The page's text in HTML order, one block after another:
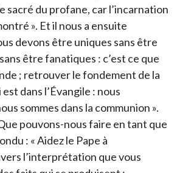
sacré du profane, car l’incarnation
». Et il nous a ensuite
devons être uniques sans être
être fanatiques : c’est ce que
; retrouver le fondement de la
dans l’Évangile : nous
sommes dans la communion ».
pouvons-nous faire en tant que
: « Aidez le Pape à
l’interprétation que vous